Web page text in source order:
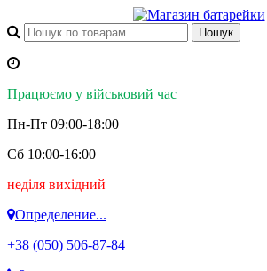
Працюємо у військовий час
Пн-Пт 09:00-18:00
Сб 10:00-16:00
неділя вихідний
Определение...
+38 (050) 506-87-84